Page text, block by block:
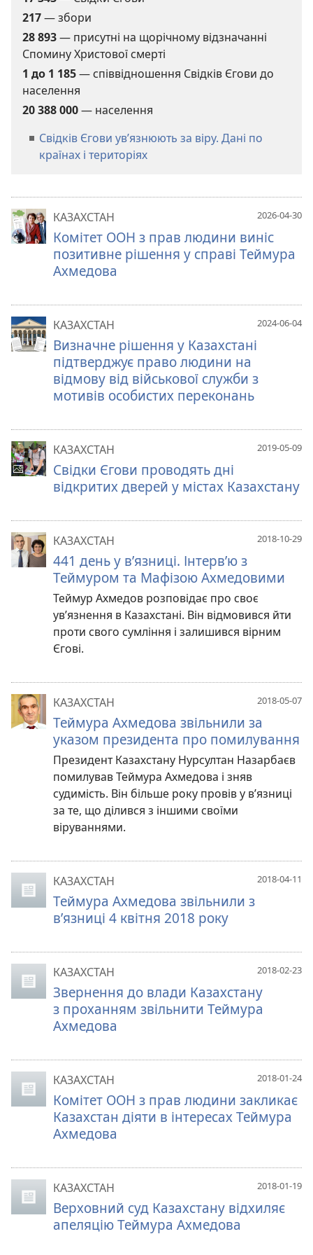
217— збори
28 893— присутні на щорічному відзначанні
Спомину Христової смерті
1 до 1 185— співвідношення Свідків Єгови до
населення
20 388 000— населення
Свідків Єгови ув’язнюють за віру. Дані по
країнах і територіях
2026-04-30
КАЗАХСТАН
Комітет ООН з прав людини виніс
позитивне рішення у справі Теймура
Ахмедова
2024-06-04
КАЗАХСТАН
Визначне рішення у Казахстані
підтверджує право людини на
відмову від військової служби з
мотивів особистих переконань
2019-05-09
КАЗАХСТАН
Свідки Єгови проводять дні
відкритих дверей у містах Казахстану
2018-10-29
КАЗАХСТАН
441 день у в’язниці. Інтерв’ю з
Теймуром та Мафізою Ахмедовими
Теймур Ахмедов розповідає про своє
ув’язнення в Казахстані. Він відмовився йти
проти свого сумління і залишився вірним
Єгові.
2018-05-07
КАЗАХСТАН
Теймура Ахмедова звільнили за
указом президента про помилування
Президент Казахстану Нурсултан Назарбаєв
помилував Теймура Ахмедова і зняв
судимість. Він більше року провів у в’язниці
за те, що ділився з іншими своїми
віруваннями.
2018-04-11
КАЗАХСТАН
Теймура Ахмедова звільнили з
в’язниці 4 квітня 2018 року
2018-02-23
КАЗАХСТАН
Звернення до влади Казахстану
з проханням звільнити Теймура
Ахмедова
2018-01-24
КАЗАХСТАН
Комітет ООН з прав людини закликає
Казахстан діяти в інтересах Теймура
Ахмедова
2018-01-19
КАЗАХСТАН
Верховний суд Казахстану відхиляє
апеляцію Теймура Ахмедова